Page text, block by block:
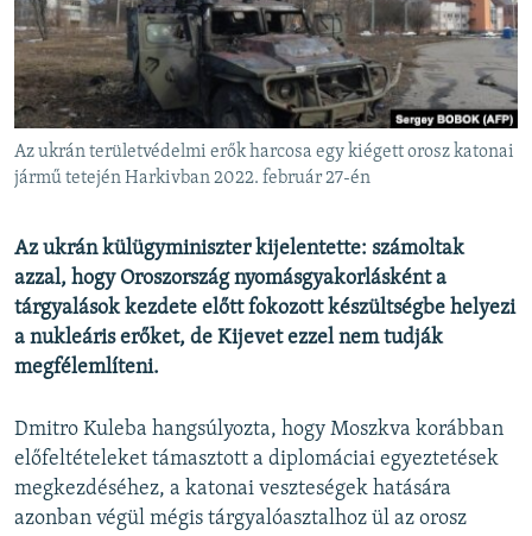
VILÁG
KLÍMAVÁLTOZÁS
A MÚLT TANULSÁGAI
KÖVESSEN MINKET!
Valamennyi RFE/RL weboldal
Az ukrán területvédelmi erők harcosa egy kiégett orosz katonai
jármű tetején Harkivban 2022. február 27-én
Az ukrán külügyminiszter kijelentette: számoltak
azzal, hogy Oroszország nyomásgyakorlásként a
tárgyalások kezdete előtt fokozott készültségbe helyezi
a nukleáris erőket, de Kijevet ezzel nem tudják
megfélemlíteni.
Dmitro Kuleba hangsúlyozta, hogy Moszkva korábban
előfeltételeket támasztott a diplomáciai egyeztetések
megkezdéséhez, a katonai veszteségek hatására
azonban végül mégis tárgyalóasztalhoz ül az orosz